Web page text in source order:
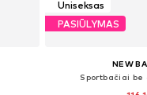
Uniseksas
PASIŪLYMAS
NEW
Sportbačiai